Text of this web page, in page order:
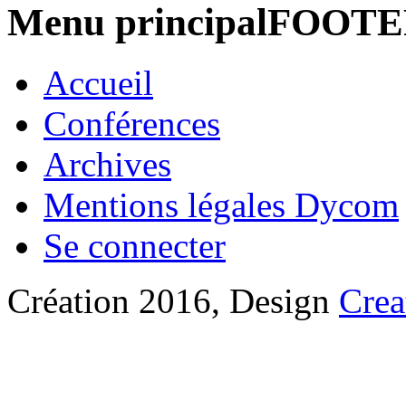
Menu
Accueil
Conférences
Archives
Mentions légales Dycom
Se connecter
Création 2016, Design